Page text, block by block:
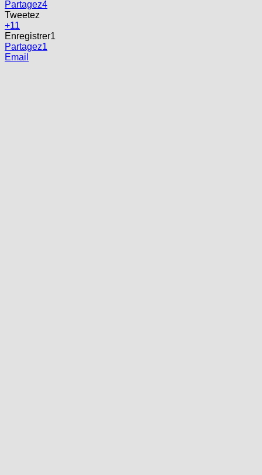
Partagez4
Tweetez
+11
Enregistrer1
Partagez1
Email